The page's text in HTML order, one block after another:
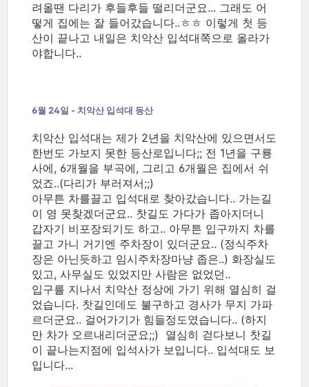
려올땐 다리가 후들후들 떨리더군요... 그래도 어
떻게 집에는 잘 들어갔습니다..ㅎㅎ 이렇게 첫 등
산이 끝나고 내일은 치악산 입석대쪽으로 올라가
야합니다..
6월 24일 - 치악산 입석대 등산
치악산 입석대는 제가 2년을 치악산에 있으면서도
한번도 가보지 못한 등산로입니다;; 전 1년을 구룡
사에, 6개월을 부곡에, 그리고 6개월은 집에서 쉬
었죠..(다리가 부러져서;;)
아무튼 차를끌고 입석대로 찾아갔습니다.. 가는길
이 영 못찾겠더군요.. 찻길도 가다가 좁아지더니
갑자기 비포장되기도 하고.. 아무튼 입구까지 차를
끌고 가니 거기엔 주차장이 있더군요.. (정식주차
장은 아닌듯하고 임시주차장마냥 좁은..) 화장실도
있고, 사무실도 있었지만 사람은 없었던..
입구를 지나서 치악산 정상에 가기 위해 열심히 걸
었습니다. 찻길인데도 불구하고 경사가 무지 가파
르더군요.. 걸어가기가 힘들정도였습니다.. (하지
만 차가 오르내리더군요;;) 열심히 걷다보니 찻길
이 끝나는지점에 입석사가 보입니다.. 입석대도 보
입니다...